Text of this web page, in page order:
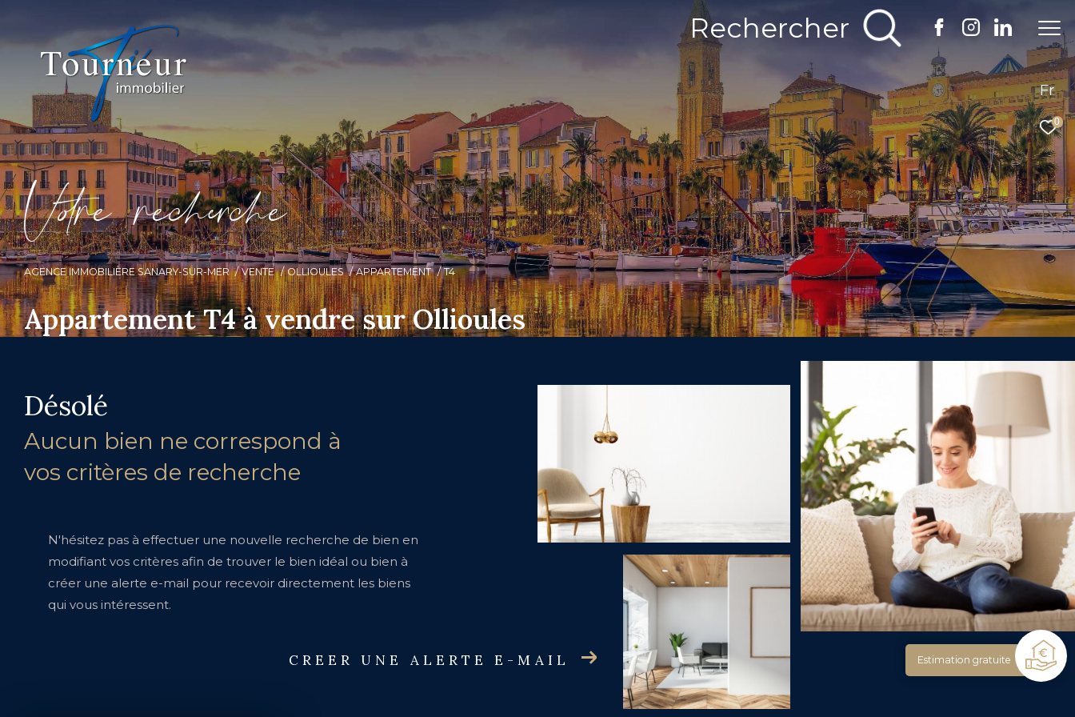
Fr
0
Rechercher
Vore recece
AGENCE IMMOBILIÈRE SANARY-SUR-MER VENTE OLLIOULES APPARTEMENT T4
Appartement T4 à vendre sur Ollioules
Désolé
Aucun bien ne correspond à
vos critères de recherche
N'hésitez pas à effectuer une nouvelle recherche de bien en
modifiant vos critères afin de trouver le bien idéal ou bien à
créer une alerte e-mail pour recevoir directement les biens
qui vous intéressent.
CREER UNE ALERTE E-MAIL Estimation gratuite